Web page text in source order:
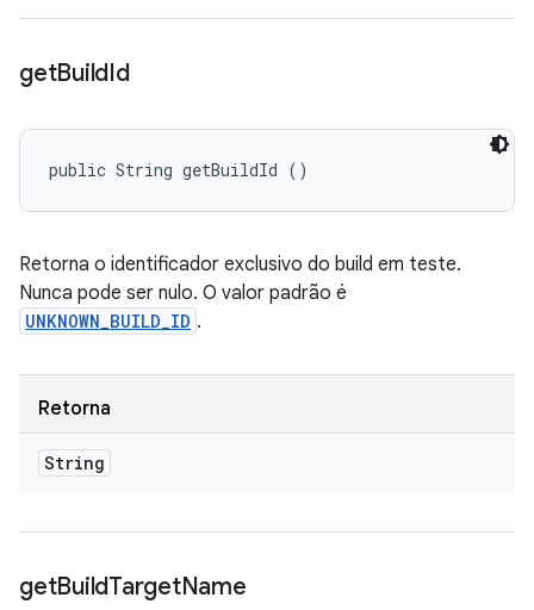
getBuildId
public String getBuildId ()
Retorna o identificador exclusivo do build em teste.
Nunca pode ser nulo. O valor padrão é
UNKNOWN_BUILD_ID .
Retorna
String
getBuildTargetName